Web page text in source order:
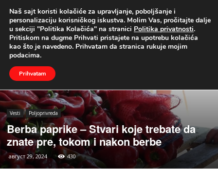
UŽIVO
Naslovna Vesti Poljoprivreda
Vesti Poljoprivreda
Berba paprike – Stvari koje trebate da
znate pre, tokom i nakon berbe
август 29, 2024 430
Naš sajt koristi kolačiće za upravljanje, poboljšanje i
personalizaciju korisničkog iskustva. Molim Vas, pročitajte dalje
u sekciji "Politika Kolačića" na stranici Politika privatnosti.
Pritiskom na dugme Prihvati pristajete na upotrebu kolačića
kao što je navedeno. Prihvatam da stranica rukuje mojim
podacima.
Prihvatam